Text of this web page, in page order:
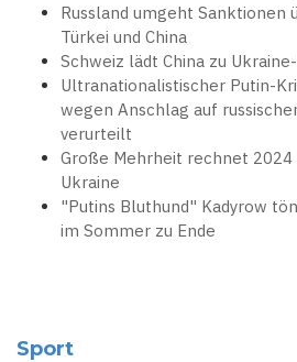
Russland umgeht Sanktionen
Türkei und China
Schweiz lädt China zu
Ultranationalistischer Putin-
wegen Anschlag auf
verurteilt
Große Mehrheit rechnet
Ukraine
"Putins Bluthund" Kadyrow
im Sommer zu Ende
Sport